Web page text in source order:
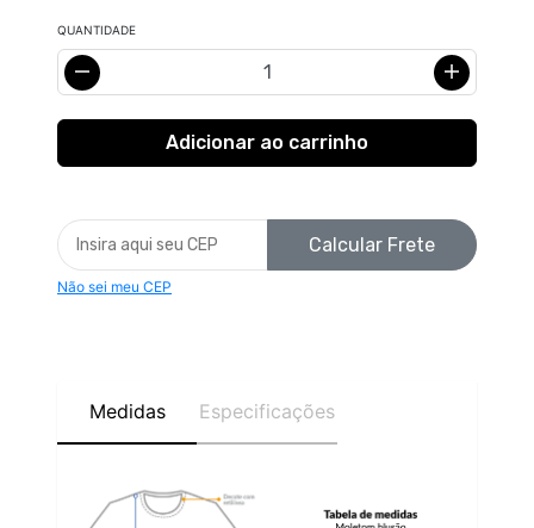
QUANTIDADE
Calcular Frete
Não sei meu CEP
Medidas Especificações